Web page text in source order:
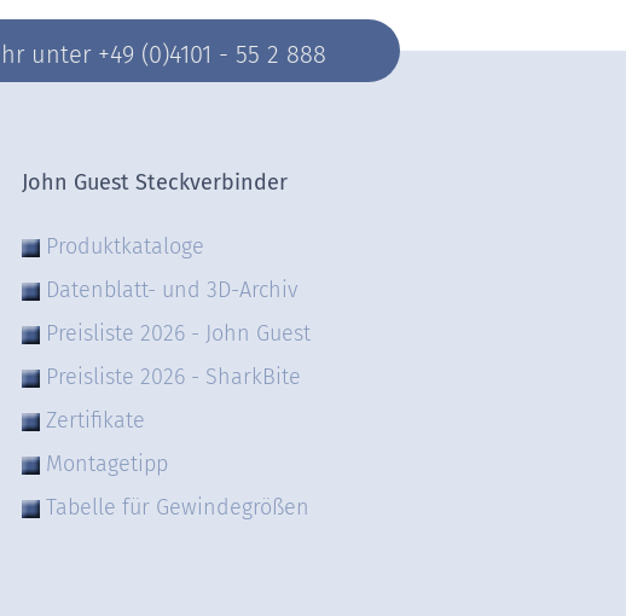
unter +49 (0)4101 - 55 2 888
John Guest Steckverbinder
Produktkataloge
Datenblatt- und 3D-Archiv
Preisliste 2026 - John Guest
Preisliste 2026 - SharkBite
Zertifikate
Montagetipp
Tabelle für Gewindegrößen